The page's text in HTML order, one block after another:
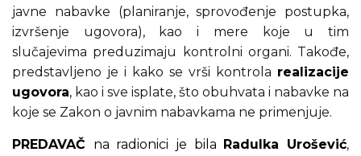
javne nabavke (planiranje, sprovođenje postupka,
izvršenje ugovora), kao i mere koje u tim
slučajevima preduzimaju kontrolni organi. Takođe,
predstavljeno je i kako se vrši kontrola realizacije
ugovora, kao i sve isplate, što obuhvata i nabavke na
koje se Zakon o javnim nabavkama ne primenjuje.
PREDAVAČ na radionici je bila Radulka Urošević,